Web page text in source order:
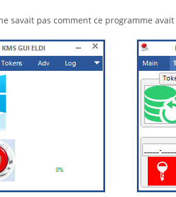
savait pas comment ce programme